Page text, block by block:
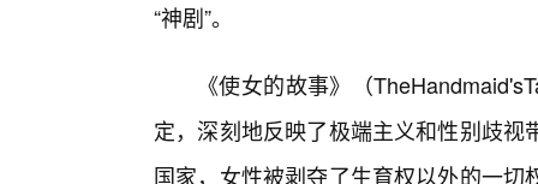
“神剧”。
《使女的故事》（
定，深刻地反映了极端主义和性别歧
国家，女性被剥夺了生育权以外的一